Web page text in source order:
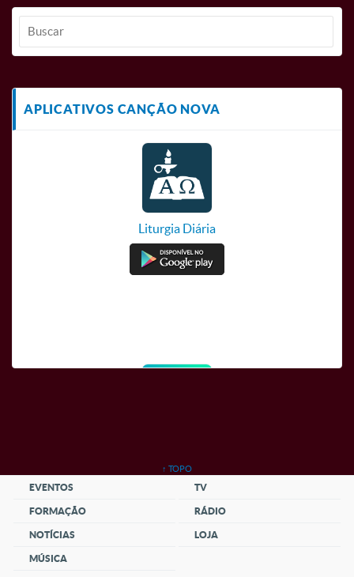
APLICATIVOS CANÇÃO NOVA
Liturgia Diária
↑ TOPO
EVENTOS
FORMAÇÃO
NOTÍCIAS
MÚSICA
TV
RÁDIO
LOJA